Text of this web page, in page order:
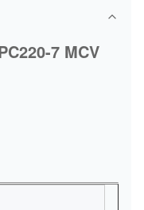
7 MCV